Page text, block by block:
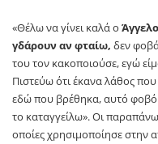
«Θέλω να γίνει καλά ο
γδάρουν αν φταίω, δεν
του τον κακοποιούσε, εγώ
Πιστεύω ότι έκανα λάθος
εδώ που βρέθηκα, αυτό
το καταγγείλω». Οι παραπάνω
οποίες χρησιμοποίησε στην